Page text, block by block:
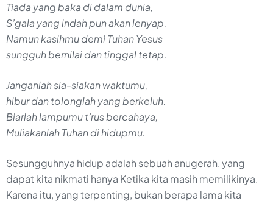
Tiada yang baka di dalam dunia,
S’gala yang indah pun akan lenyap.
Namun kasihmu demi Tuhan Yesus
sungguh bernilai dan tinggal tetap.
Janganlah sia-siakan waktumu,
hibur dan tolonglah yang berkeluh.
Biarlah lampumu t’rus bercahaya,
Muliakanlah Tuhan di hidupmu.
Sesungguhnya hidup adalah sebuah anugerah, yang
dapat kita nikmati hanya Ketika kita masih memilikinya.
Karena itu, yang terpenting, bukan berapa lama kita